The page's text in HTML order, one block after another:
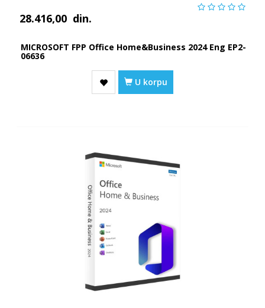
28.416,00 din.
MICROSOFT FPP Office Home&Business 2024 Eng EP2-
06636
U korpu